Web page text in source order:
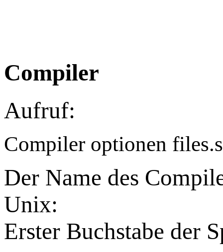
Compiler
Aufruf:
Compiler optionen
Der Name des
Unix:
Erster Buchstabe der